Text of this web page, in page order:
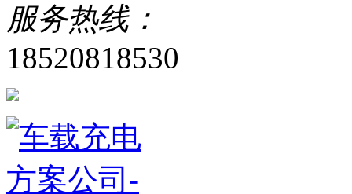
服务热线：
18520818530